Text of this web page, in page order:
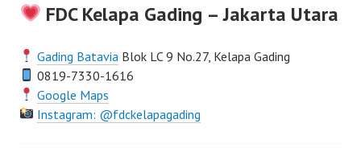
FDC Kelapa Gading – Jakarta Utara
Gading Batavia Blok LC 9 No.27, Kelapa Gading
0819-7330-1616
Google Maps
Instagram: @fdckelapagading